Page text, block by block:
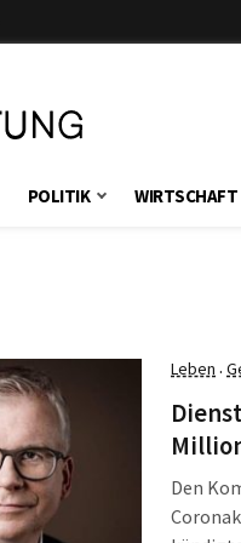
POLITIK WIRTSCHAFT
Leben ·
Den